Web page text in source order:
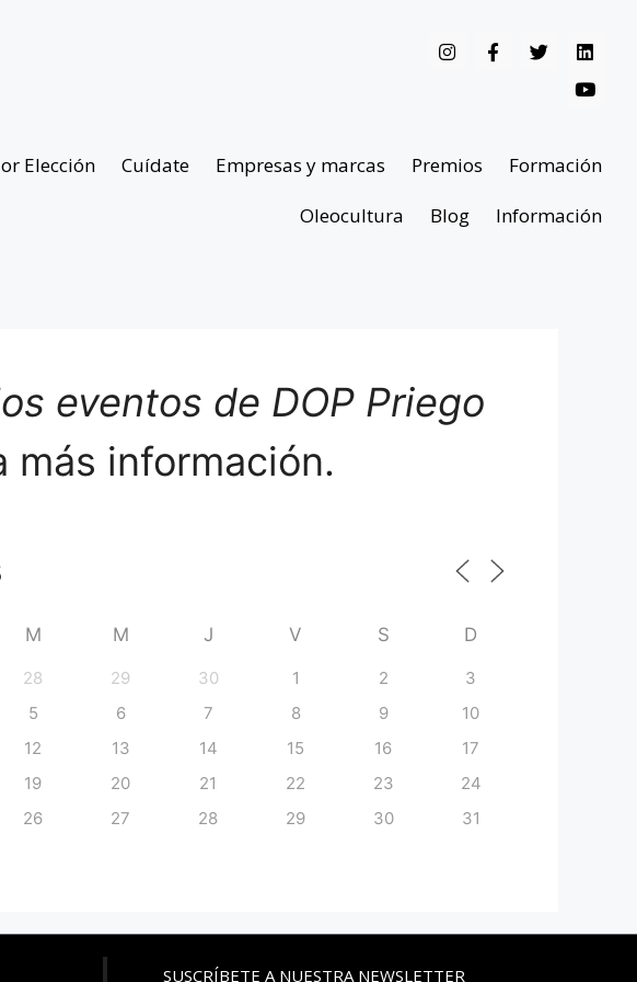
Elección Cuídate Empresas y marcas Premios
Formación
Oleocultura
Blog Información
eventos de DOP Priego
más información.
M M J V S D
28 29 30 1 2
3
5 6 7 8 9
10
12 13 14 15 16
17
19 20 21 22 23
24
26 27 28 29 30 31
SUSCRÍBETE A NUESTRA NEWSLETTER